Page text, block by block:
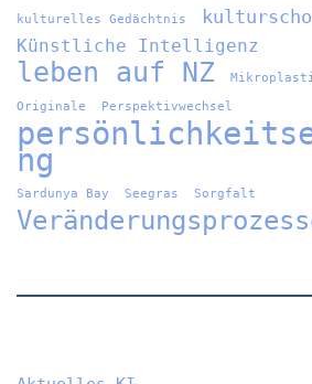
kulturelles Gedächtnis
Künstliche Intelligenz
leben auf NZ
Originale Perspektivwechsel
ng
Sardunya Bay Seegras Sorgfalt